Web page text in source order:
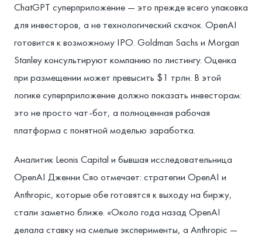
ChatGPT суперприложение — это прежде всего упаковка
для инвесторов, а не технологический скачок. OpenAI
готовится к возможному IPO. Goldman Sachs и Morgan
Stanley консультируют компанию по листингу. Оценка
при размещении может превысить $1 трлн. В этой
логике суперприложение должно показать инвесторам:
это не просто чат-бот, а полноценная рабочая
платформа с понятной моделью заработка.
Аналитик Leonis Capital и бывшая исследовательница
OpenAI Дженни Сяо отмечает: стратегии OpenAI и
Anthropic, которые обе готовятся к выходу на биржу,
стали заметно ближе. «Около года назад OpenAI
делала ставку на смелые эксперименты, а Anthropic —